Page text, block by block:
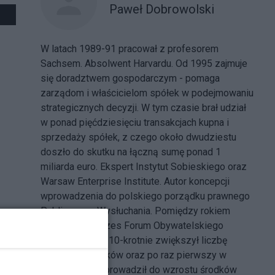
Paweł Dobrowolski
W latach 1989-91 pracował z profesorem
Sachsem. Absolwent Harvardu. Od 1995 zajmuje
się doradztwem gospodarczym - pomaga
zarządom i właścicielom spółek w podejmowaniu
strategicznych decyzji. W tym czasie brał udział
w ponad pięćdziesięciu transakcjach kupna i
sprzedaży spółek, z czego około dwudziestu
doszło do skutku na łączną sumę ponad 1
miliarda euro. Ekspert Instytut Sobieskiego oraz
Warsaw Enterprise Institute. Autor koncepcji
wprowadzenia do polskiego porządku prawnego
Publicznego Wysłuchania. Pomiędzy rokiem
2011-2013 prezes Forum Obywatelskiego
Rozwoju, gdzie 10-krotnie zwiększył liczbę
współpracowników oraz po raz pierwszy w
historii FOR doprowadził do wzrostu środków